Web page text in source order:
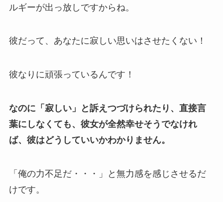
ルギーが出っ放しですからね。
彼だって、あなたに寂しい思いはさせたくない！
彼なりに頑張っているんです！
なのに「寂しい」と訴えつづけられたり、直接言
葉にしなくても、彼女が全然幸せそうでなけれ
ば、彼はどうしていいかわかりません。
「俺の力不足だ・・・」と無力感を感じさせるだ
けです。